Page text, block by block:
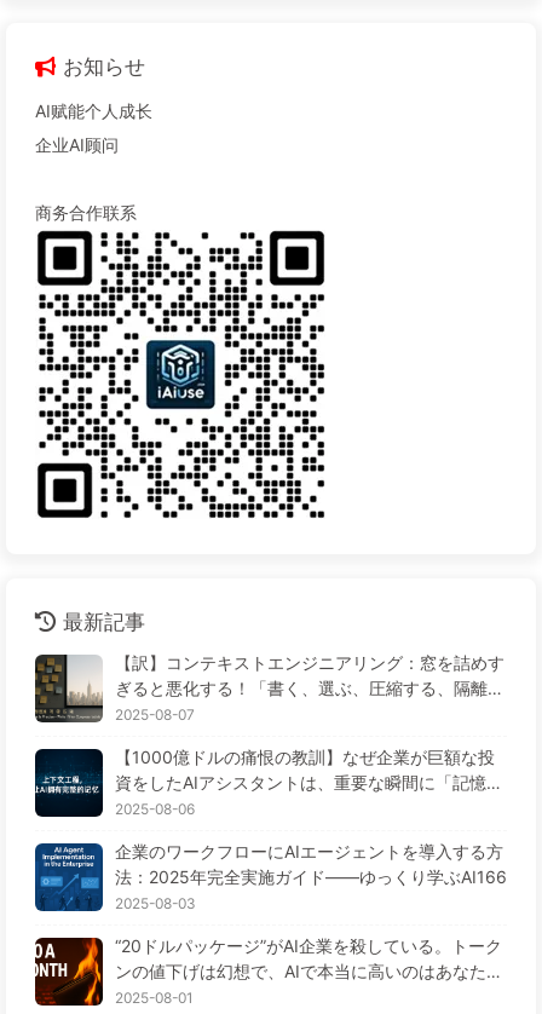
お知らせ
AI赋能个人成长
企业AI顾问
商务合作联系
最新記事
【訳】コンテキストエンジニアリング：窓を詰めす
ぎると悪化する！「書く、選ぶ、圧縮する、隔離す
る」の4ステップで、毒を警戒し、干渉や混乱を防
AI170
2025-08-07
【1000億ドルの痛恨の教訓】なぜ企業が巨額な投
資をしたAIアシスタントは、重要な瞬間に「記憶喪
失」に陥り、競合他社は90%の性能向上を実現する
2025-08-06
企業のワークフローにAIエージェントを導入する方
法：2025年完全実施ガイド——ゆっくり学ぶAI166
2025-08-03
“20ドルパッケージ”がAI企業を殺している。トーク
ンの値下げは幻想で、AIで本当に高いのはあなたの
貪欲さ——ゆっくり学ぶAI164
2025-08-01